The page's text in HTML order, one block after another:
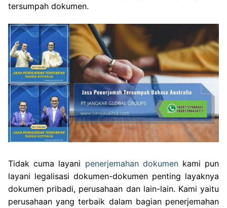
tersumpah dokumen.
Tidak cuma layani penerjemahan dokumenkami pun
layani legalisasi dokumen-dokumen penting layaknya
dokumen pribadi, perusahaan dan lain-lain. Kami yaitu
perusahaan yang terbaik dalam bagian penerjemahan